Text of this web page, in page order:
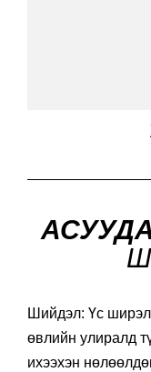
Шийдэл: Үс
өвлийн улиралд
ихээхэн